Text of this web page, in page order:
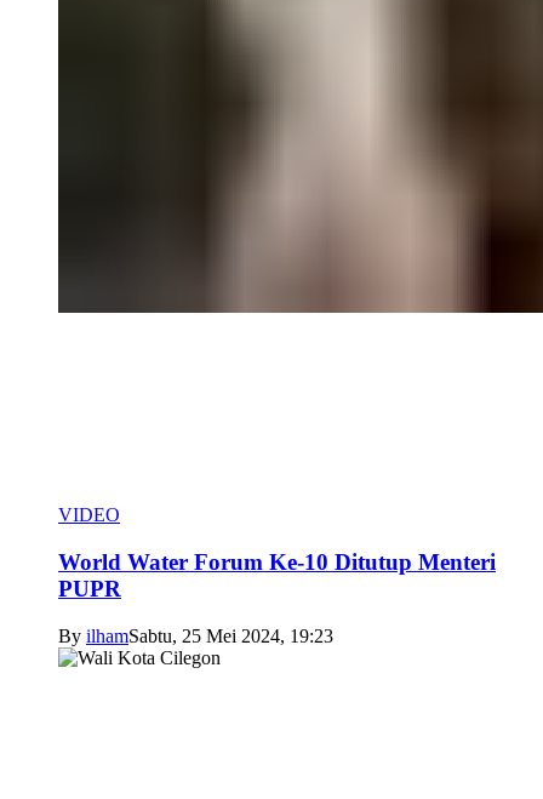
VIDEO
World Water Forum Ke-10 Ditutup Menteri
PUPR
By ilhamSabtu, 25 Mei 2024, 19:23